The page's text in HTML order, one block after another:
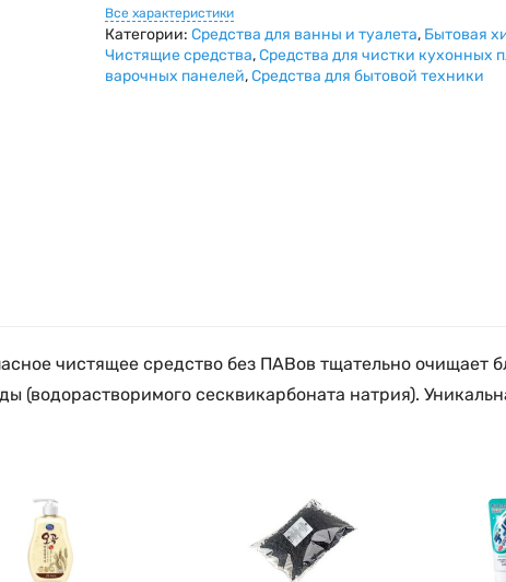
Все характеристики
Категории: Средства для ванны и туалета, Бытовая
Чистящие средства,Средства для чистки кухонных
варочных панелей,Средства для бытовой техники
чистящее средство без ПАВов тщательно очищает
(водорастворимого сесквикарбоната натрия).